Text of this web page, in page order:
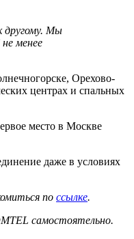
другому. Мы
менее
Орехово-
центрах и спальных
место в Москве
даже в условиях
по ссылке.
самостоятельно.